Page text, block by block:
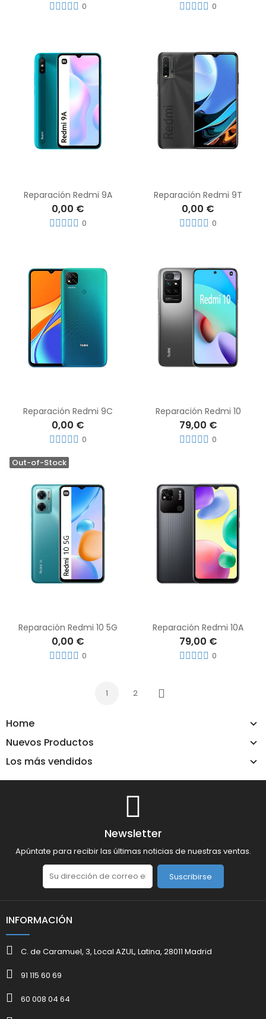
Home
Nuevos Productos
Los más vendidos
0 0
Reparación Redmi 9A
0,00 €
0
Reparación Redmi 9T
0,00 €
0
Reparación Redmi 9C
0,00 €
0
Reparación Redmi 10
79,00 €
0
Out-of-Stock
Reparación Redmi 10 5G
0,00 €
0
Reparación Redmi 10A
79,00 €
0
1 2
Siguiente
Newsletter
Apúntate para recibir las últimas noticias de nuestras ventas.
Suscribirse
INFORMACIÓN
C. de Caramuel, 3, Local AZUL, Latina, 28011 Madrid
91 115 60 69
60 008 04 64